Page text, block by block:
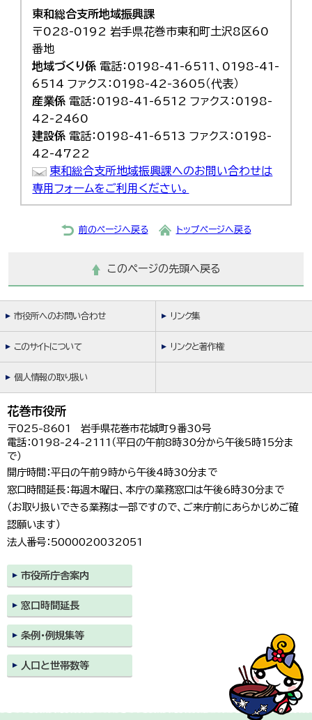
東和総合支所地域振興課
〒028-0192 岩手県花巻市東和町土沢8区60
番地
地域づくり係 電話：0198-41-6511、0198-41-
6514 ファクス：0198-42-3605（代表）
産業係 電話：0198-41-6512 ファクス：0198-
42-2460
建設係 電話：0198-41-6513 ファクス：0198-
42-4722
東和総合支所地域振興課へのお問い合わせは
専用フォームをご利用ください。
前のページへ戻る トップページへ戻る
このページの先頭へ戻る
市役所へのお問い合わせ リンク集
このサイトについて リンクと著作権
個人情報の取り扱い
花巻市役所
〒025-8601 岩手県花巻市花城町9番30号
電話：0198-24-2111（平日の午前8時30分から午後5時15分ま
で）
開庁時間：平日の午前9時から午後4時30分まで
窓口時間延長：毎週木曜日、本庁の業務窓口は午後6時30分まで
（お取り扱いできる業務は一部ですので、ご来庁前にあらかじめご確
認願います）
法人番号：5000020032051
市役所庁舎案内
窓口時間延長
条例・例規集等
人口と世帯数等